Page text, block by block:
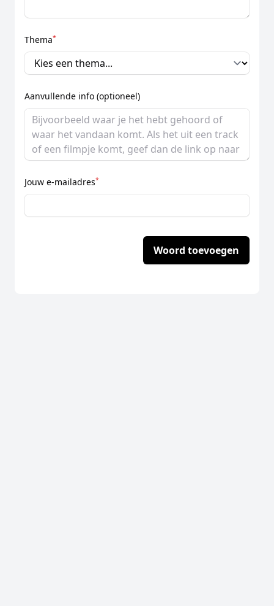
Thema*
Aanvullende info (optioneel)
Jouw e-mailadres*
Woord toevoegen